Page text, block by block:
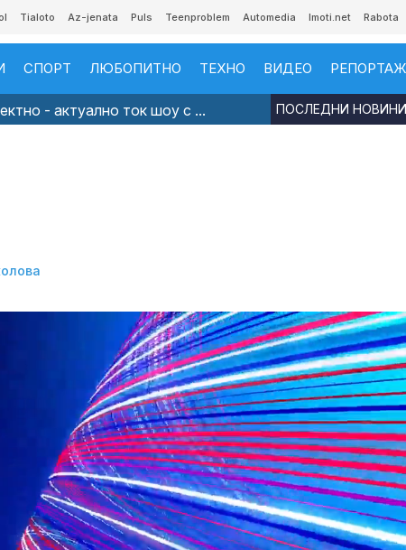
Tialoto Az-jenata Puls Teenproblem Automedia Imoti.net Rabota
СПОРТ ЛЮБОПИТНО ТЕХНО ВИДЕО
- актуално ток шоу с ... ПОСЛЕДНИ НОВИНИ